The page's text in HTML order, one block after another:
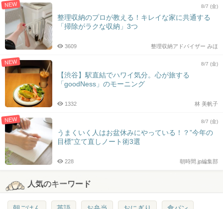
NEW 8/7 (金)
整理収納のプロが教える！キレイな家に共通する
「掃除がラクな収納」3つ
整理収納アドバイザー みほ
3609
NEW 8/7 (金)
【渋谷】駅直結でハワイ気分。心が旅する
「goodNess」のモーニング
林 美帆子
1332
NEW 8/7 (金)
うまくいく人はお盆休みにやっている！？”今年の
目標”立て直しノート術3選
朝時間.jp編集部
228
人気のキーワード